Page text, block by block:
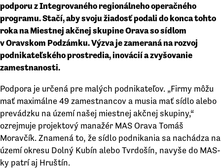
podporu z Integrovaného regionálneho operačného
programu. Stačí, aby svoju žiadosť podali do konca tohto
roka na Miestnej akčnej skupine Orava so sídlom
v Oravskom Podzámku. Výzva je zameraná na rozvoj
podnikateľského prostredia, inovácií a zvyšovanie
zamestnanosti.
Podpora je určená pre malých podnikateľov. „Firmy môžu
mať maximálne 49 zamestnancov a musia mať sídlo alebo
prevádzku na území našej miestnej akčnej skupiny,“
ozrejmuje projektový manažér MAS Orava Tomáš
Moravčík. Znamená to, že sídlo podnikania sa nachádza na
území okresu Dolný Kubín alebo Tvrdošín, navyše do MAS-
ky patrí aj Hruštín.